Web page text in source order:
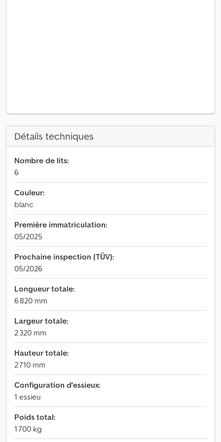
Détails techniques
Nombre de lits:
6
Couleur:
blanc
Première immatriculation:
05/2025
Prochaine inspection (TÜV):
05/2026
Longueur totale:
6 820 mm
Largeur totale:
2 320 mm
Hauteur totale:
2 710 mm
Configuration d'essieux:
1 essieu
Poids total:
1 700 kg